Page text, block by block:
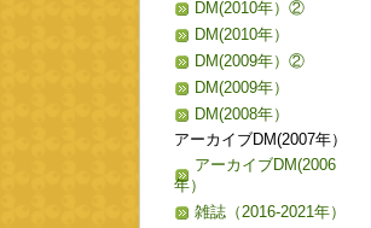
DM(2010年）②
DM(2010年）
DM(2009年）②
DM(2009年）
DM(2008年）
アーカイブDM(2007年）
アーカイブDM(2006
年）
雑誌（2016-2021年）